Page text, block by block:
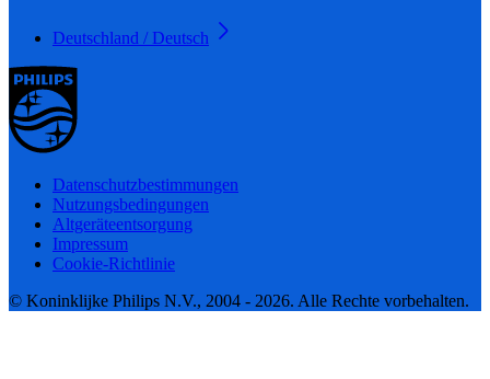
Deutschland / Deutsch
Datenschutzbestimmungen
Nutzungsbedingungen
Altgeräteentsorgung
Impressum
Cookie-Richtlinie
© Koninklijke Philips N.V., 2004 - 2026. Alle Rechte vorbehalten.